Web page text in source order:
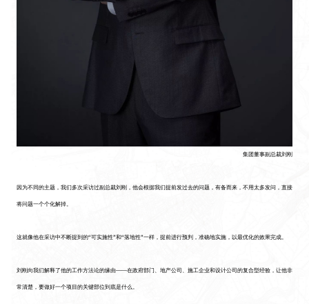
集团董事副总裁刘刚
因为不同的主题，我们多次采访过副总裁刘刚，他会根据我们提前发过去的问题，有备而来，不用太多发问，直接
将问题一个个化解掉。
这就像他在采访中不断提到的“可实施性”和“落地性”一样，提前进行预判，准确地实施，以最优化的效果完成。
刘刚向我们解释了他的工作方法论的缘由——在政府部门、地产公司、施工企业和设计公司的复合型经验，让他非
常清楚，要做好一个项目的关键部位到底是什么。